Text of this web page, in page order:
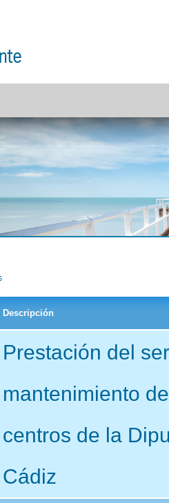
Descripción
Prestación del
mantenimiento
centros de la
Cádiz